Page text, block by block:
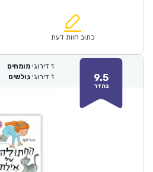
₪57.00.
הוא:
כתוב חוות דעת
9.5
נהדר
1 דירוגי מומחים
1 דירוגי גולשים